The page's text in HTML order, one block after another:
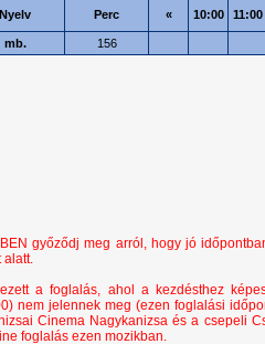
Nyelv Perc « 10:00 11:00
mb. 156
győződj meg arról, hogy jó
alatt.
a foglalás, ahol a kezdésthez
nem jelennek meg (ezen foglalási
Cinema Nagykanizsa és a csepeli
foglalás ezen mozikban.